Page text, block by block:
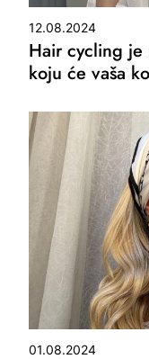
12.08.2024
Hair cycling je
koju će vaša
01.08.2024